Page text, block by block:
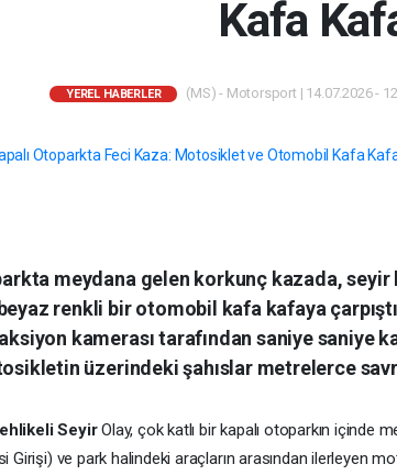
Kafa
YEREL HABERLER (MS) - Motorsport | 14.07.2026 -
meydana gelen korkunç kazada,
renkli bir otomobil kafa kafaya
kamerası tarafından saniye saniye
üzerindeki şahıslar metrelerce
SeyirOlay, çok katlı bir kapalı otoparkın içinde
Girişi) ve park halindeki araçların arasından ilerleyen